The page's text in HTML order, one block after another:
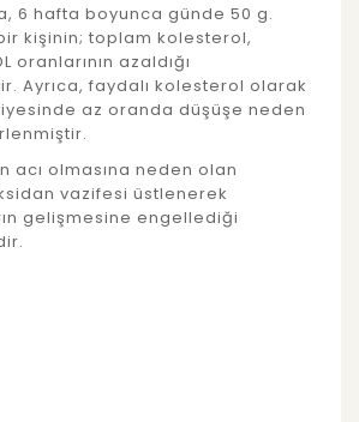
6 hafta boyunca günde 50 g.
kişinin; toplam kolesterol,
oranlarının azaldığı
Ayrıca, faydalı kolesterol olarak
az oranda düşüşe neden
acı olmasına neden olan
vazifesi üstlenerek
gelişmesine engellediği